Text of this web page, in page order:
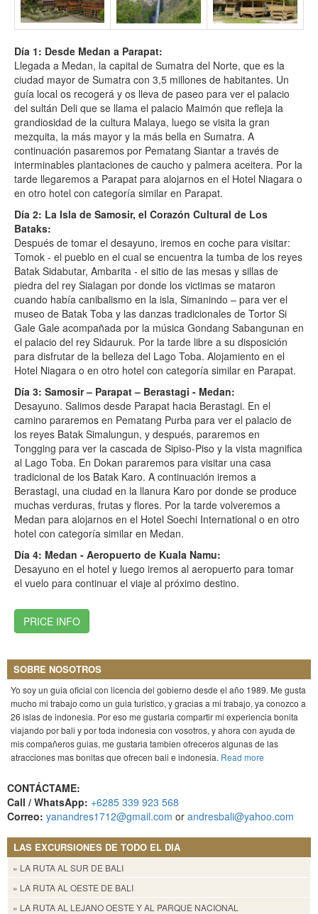
Día 1: Desde Medan a Parapat:
Llegada a Medan, la capital de Sumatra del Norte, que es la
ciudad mayor de Sumatra con 3,5 millones de habitantes. Un
guía local os recogerá y os lleva de paseo para ver el palacio
del sultán Deli que se llama el palacio Maimón que refleja la
grandiosidad de la cultura Malaya, luego se visita la gran
mezquita, la más mayor y la más bella en Sumatra. A
continuación pasaremos por Pematang Siantar a través de
interminables plantaciones de caucho y palmera aceitera. Por la
tarde llegaremos a Parapat para alojarnos en el Hotel Niagara o
en otro hotel con categoría similar en Parapat.
Día 2: La Isla de Samosir, el Corazón Cultural de Los
Bataks:
Después de tomar el desayuno, iremos en coche para visitar:
Tomok - el pueblo en el cual se encuentra la tumba de los reyes
Batak Sidabutar, Ambarita - el sitio de las mesas y sillas de
piedra del rey Sialagan por donde los victimas se mataron
cuando había canibalismo en la isla, Simanindo – para ver el
museo de Batak Toba y las danzas tradicionales de Tortor Si
Gale Gale acompañada por la música Gondang Sabangunan en
el palacio del rey Sidauruk. Por la tarde libre a su disposición
para disfrutar de la belleza del Lago Toba. Alojamiento en el
Hotel Niagara o en otro hotel con categoría similar en Parapat.
Día 3: Samosir – Parapat – Berastagi - Medan:
Desayuno. Salimos desde Parapat hacia Berastagi. En el
camino pararemos en Pematang Purba para ver el palacio de
los reyes Batak Simalungun, y después, pararemos en
Tongging para ver la cascada de Sipiso-Piso y la vista magnifica
al Lago Toba. En Dokan pararemos para visitar una casa
tradicional de los Batak Karo. A continuación iremos a
Berastagi, una ciudad en la llanura Karo por donde se produce
muchas verduras, frutas y flores. Por la tarde volveremos a
Medan para alojarnos en el Hotel Soechi International o en otro
hotel con categoría similar en Medan.
Día 4: Medan - Aeropuerto de Kuala Namu:
Desayuno en el hotel y luego iremos al aeropuerto para tomar
el vuelo para continuar el viaje al próximo destino.
PRICE INFO
SOBRE NOSOTROS
Yo soy un guia oficial con licencia del gobierno desde el año 1989. Me gusta
mucho mi trabajo como un guia turistico, y gracias a mi trabajo, ya conozco a
26 islas de indonesia. Por eso me gustaria compartir mi experiencia bonita
viajando por bali y por toda indonesia con vosotros, y ahora con ayuda de
mis compañeros guias, me gustaria tambien ofreceros algunas de las
atracciones mas bonitas que ofrecen bali e indonesia. Read more
CONTÁCTAME:
Call / WhatsApp: +6285 339 923 568
Correo: yanandres1712@gmail.com or andresbali@yahoo.com
LAS EXCURSIONES DE TODO EL DIA
» LA RUTA AL SUR DE BALI
» LA RUTA AL OESTE DE BALI
» LA RUTA AL LEJANO OESTE Y AL PARQUE NACIONAL